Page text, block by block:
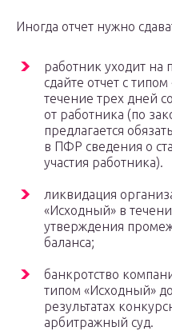
Иногда отчет нужно
работник уходит на
сдайте отчет с
течение трех дней
от работника (по
предлагается
в ПФР сведения о
участия работника).
ликвидация
«Исходный» в
утверждения
баланса;
банкротство
типом «Исходный»
результатах
арбитражный суд.